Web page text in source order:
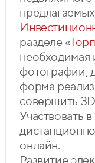
разделе «
необходимая
фотографии,
форма
совершить
Участвовать
онлайн.